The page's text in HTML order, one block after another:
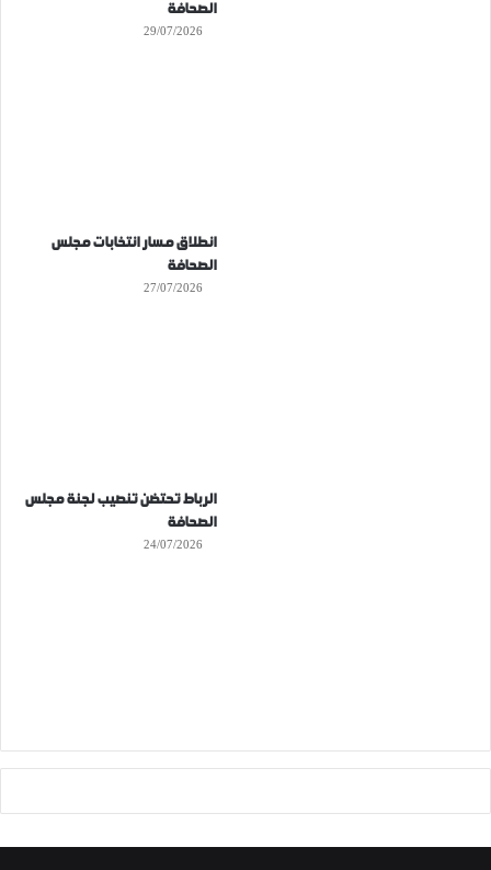
الصحافة
29/07/2026
انطلاق مسار انتخابات مجلس
الصحافة
27/07/2026
الرباط تحتضن تنصيب لجنة مجلس
الصحافة
24/07/2026